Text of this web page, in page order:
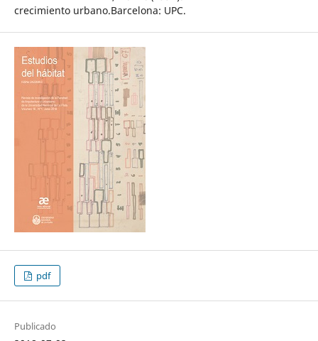
crecimiento urbano.Barcelona: UPC.
pdf
Publicado